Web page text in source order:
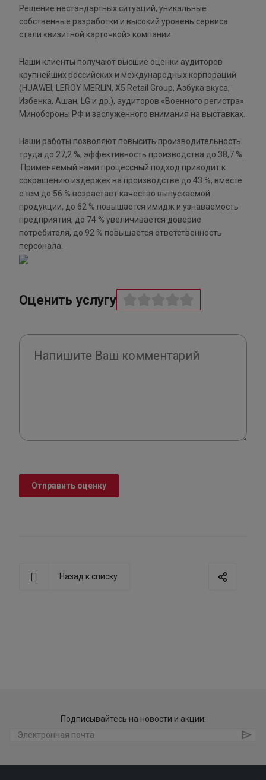
Решение нестандартных ситуаций, уникальные
собственные разработки и высокий уровень сервиса
стали «визитной карточкой» компании.
Наши клиенты получают высшие оценки аудиторов
крупнейших российских и международных корпораций
(HUAWEI, LEROY MERLIN, X5 Retail Group, Азбука вкуса,
Избенка, Ашан, LG и др.), аудиторов «Военного регистра»
Минобороны РФ и заслуженного внимания на выставках.
Наши работы позволяют повысить производительность
труда до 27,2 %, эффективность производства до 38,7 %.
Применяемый нами процессный подход приводит к
сокращению издержек на производстве до 43 %, вместе
с тем до 56 % возрастает качество выпускаемой
продукции, до 62 % повышается имидж и узнаваемость
предприятия, до 74 % увеличивается доверие
потребителя, до 92 % повышается ответственность
персонала.
Оценить услугу
Отправить оценку
Назад к списку
Подписывайтесь на новости и акции: